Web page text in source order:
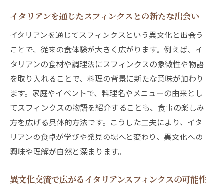
イタリアンを通じたスフィンクスとの新たな出会い
イタリアンを通じてスフィンクスという異文化と出会う
ことで、従来の食体験が大きく広がります。例えば、イ
タリアンの食材や調理法にスフィンクスの象徴性や物語
を取り入れることで、料理の背景に新たな意味が加わり
ます。家庭やイベントで、料理名やメニューの由来とし
てスフィンクスの物語を紹介することも、食事の楽しみ
方を広げる具体的方法です。こうした工夫により、イタ
リアンの食卓が学びや発見の場へと変わり、異文化への
興味や理解が自然と深まります。
異文化交流で広がるイタリアンスフィンクスの可能性